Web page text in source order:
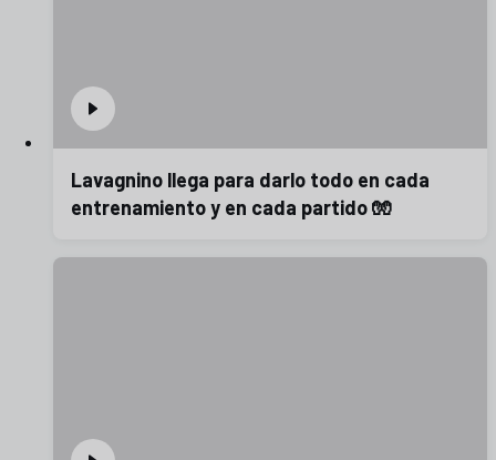
Lavagnino llega para darlo todo en cada
entrenamiento y en cada partido 🧤